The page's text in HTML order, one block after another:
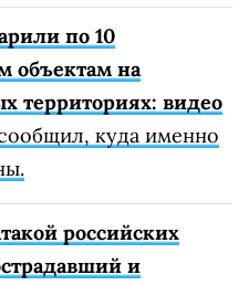
по 10
объектам на
территориях: видео
куда именно
российских
и